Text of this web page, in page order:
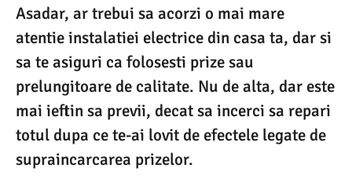
Asadar, ar trebui sa acorzi o mai mare
atentie instalatiei electrice din casa ta, dar si
sa te asiguri ca folosesti prize sau
prelungitoare de calitate. Nu de alta, dar este
mai ieftin sa previi, decat sa incerci sa repari
totul dupa ce te-ai lovit de efectele legate de
supraincarcarea prizelor.